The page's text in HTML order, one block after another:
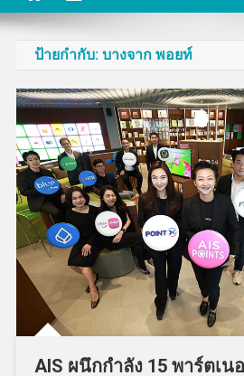
ป้ายกำกับ: บางจาก พอยท์
AIS ผนึกกำลัง 15 พาร์ตเ